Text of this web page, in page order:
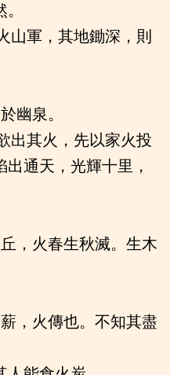
山軍，其地鋤深，則
幽泉。
出其火，先以家火投
通天，光輝十里，
，火春生秋滅。生木
，火傳也。不知其盡